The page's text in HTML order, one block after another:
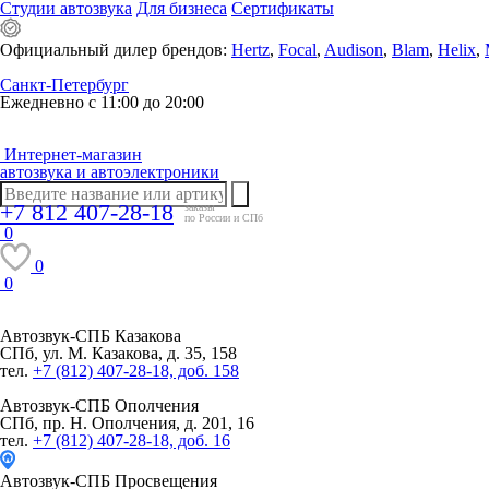
Студии автозвука Для бизнеса Сертификаты
Официальный дилер брендов: Hertz, Focal, Audison, Blam, Helix,
Санкт-Петербург
Ежедневно с 11:00 до 20:00
Интернет-магазин
автозвука и автоэлектроники
+7 812 407-28-18
заказы
по России и СПб
0
0
0
Автозвук-СПБ Казакова
СПб, ул. М. Казакова, д. 35, 158
тел. +7 (812) 407-28-18, доб. 158
Автозвук-СПБ Ополчения
СПб, пр. Н. Ополчения, д. 201, 16
тел. +7 (812) 407-28-18, доб. 16
Автозвук-СПБ Просвещения